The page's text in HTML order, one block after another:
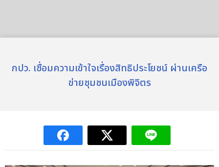
กปว. เชื่อมความเข้าใจเรื่องสิทธิประโยชน์ ผ่านเครือ
ข่ายชุมชนเมืองพิจิตร